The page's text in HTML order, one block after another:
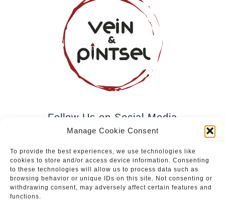
Manage Cookie Consent
To provide the best experiences, we use technologies like
cookies to store and/or access device information. Consenting
to these technologies will allow us to process data such as
browsing behavior or unique IDs on this site. Not consenting or
withdrawing consent, may adversely affect certain features and
functions.
Follow Us on Social Media
Subscribe to our newsletter.